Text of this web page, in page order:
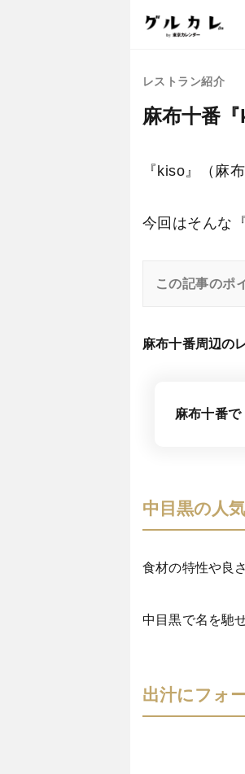
レストラン紹介
麻布十番
『kiso』（麻
今回はそんな
この記事のポ
麻布十番周辺の
麻布十番
中目黒の人
食材の特性や良
中目黒で名を馳
出汁にフォ